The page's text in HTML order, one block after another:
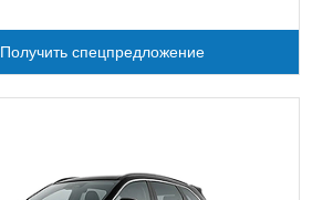
Получить спецпредложение